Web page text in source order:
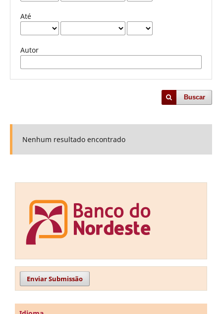
Até
Autor
Buscar
Nenhum resultado encontrado
Enviar Submissão